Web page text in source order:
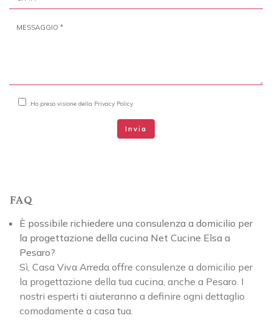
Ho preso visione della Privacy Policy
Invia
FAQ
È possibile richiedere una consulenza a domicilio per
la progettazione della cucina Net Cucine Elsa a
Pesaro?
Sì, Casa Viva Arreda offre consulenze a domicilio per
la progettazione della tua cucina, anche a Pesaro. I
nostri esperti ti aiuteranno a definire ogni dettaglio
comodamente a casa tua.